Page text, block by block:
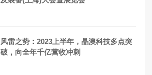
风雷之势：2023上半年，晶澳科技多点突
破，向全年千亿营收冲刺